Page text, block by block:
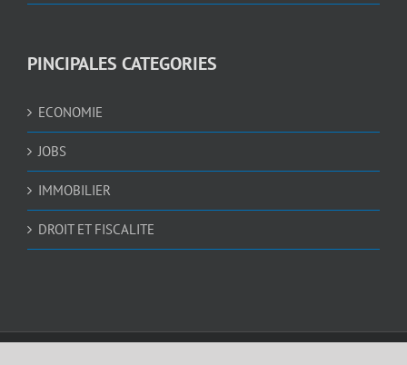
PINCIPALES CATEGORIES
ECONOMIE
JOBS
IMMOBILIER
DROIT ET FISCALITE